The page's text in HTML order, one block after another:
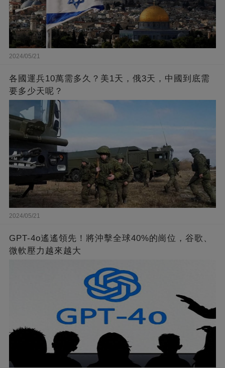
2024/05/21
各國運兵10萬需多久？美1天，俄3天，中國到底需
要多少天呢？
2024/05/21
GPT-4o遙遙領先！將沖擊全球40%的崗位，谷歌、
微軟壓力越來越大